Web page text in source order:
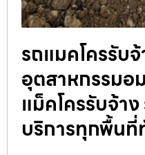
รถแมคโครรับ
อุตสาหกรรมอ
แม็คโครรับจ้าง
บริการทุกพื้นที่